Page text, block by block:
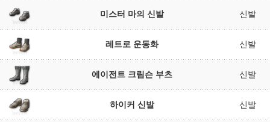
미스터 마의 신발 신발
레트로 운동화 신발
에이전트 크림슨 부츠 신발
하이커 신발 신발